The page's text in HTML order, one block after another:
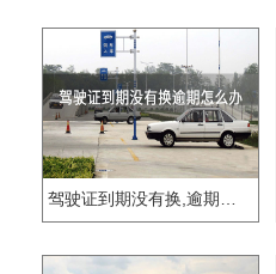
驾驶证到期没有换,逾期怎么办??